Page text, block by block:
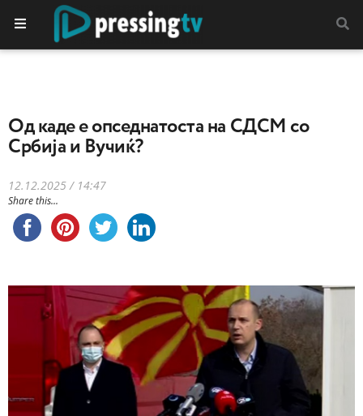
Oд каде е опседнатоста на СДСМ со
Србија и Вучиќ?
12.12.2025 / 14:47
Share this...